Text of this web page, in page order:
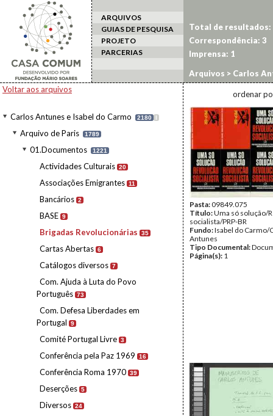
ARQUIVOS
GUIAS DE PESQUISA
PROJETO
PARCERIAS
Voltar aos arquivos
Carlos Antunes e Isabel do Carmo 2180 I
Arquivo de Paris 1789
01.Documentos 1221
Actividades Culturais 20
Associações Emigrantes 11
Bancários 2
BASE 9
Brigadas Revolucionárias 35
Cartas Abertas 6
Catálogos diversos 7
Com. Ajuda à Luta do Povo
Português 73
Com. Defesa Liberdades em
Portugal
9
Comité Portugal Livre 3
Conferência pela Paz 1969 16
Conferência Roma 1970 39
Deserções 5
Diversos 24
Total de resultados:
Correspondência: 3
Imprensa: 1
Arquivos > Carlos
Revolucionárias
ordenar
Pasta:09849.075
Título:Uma só solução/
socialista/PRP-BR
Fundo:Isabel do Carmo/
Antunes
Tipo Documental:
Página(s): 1